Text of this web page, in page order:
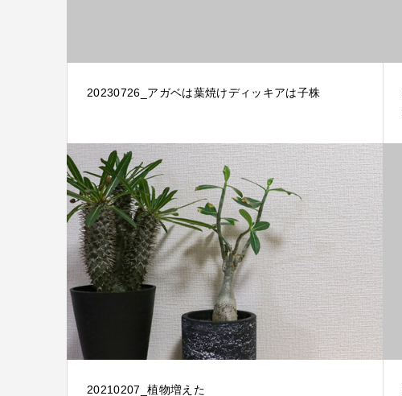
20230726_アガベは葉焼けディッキアは子株
20210207_植物増えた